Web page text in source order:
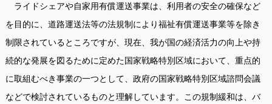
ライドシェアや自家用有償運送事業は、利用者の安全の確保など
を目的に、道路運送法等の法規制により福祉有償運送事業等を除き
制限されているところですが、現在、我が国の経済活力の向上や持
続的な発展を図るために定めた国家戦略特別区域において、重点的
に取組むべき事業の一つとして、政府の国家戦略特別区域諮問会議
などで検討されているものと理解しています。この規制緩和は、バ